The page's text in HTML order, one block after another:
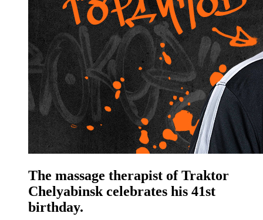
The massage therapist of Traktor
Chelyabinsk celebrates his 41st
birthday.